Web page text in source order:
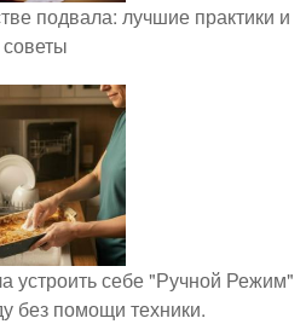
подвала: лучшие практики и
советы
устроить себе "Ручной Режим"
без помощи техники.